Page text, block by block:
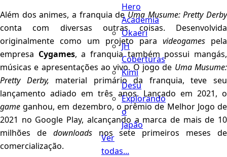
Hero
Academia
Okaeri
JH
Coberturas
Kimi
Desu
Explorando
o
Japão
Ver
todas...
Além dos animes, a franquia de Uma Musume: Pretty Derby
conta com diversas outras coisas. Desenvolvida
originalmente como um projeto para videogames pela
empresa Cygames, a franquia também possui mangás,
músicas e apresentações ao vivo. O jogo de Uma Musume:
Pretty Derby, material primário da franquia, teve seu
lançamento adiado em três anos. Lançado em 2021, o
game ganhou, em dezembro, o prêmio de Melhor Jogo de
2021 no Google Play, alcançando a marca de mais de 10
milhões de downloadsnos sete primeiros meses de
comercialização.